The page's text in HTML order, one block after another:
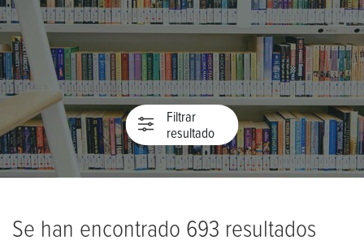
Filtrar
resultado
Se han encontrado 693 resultados